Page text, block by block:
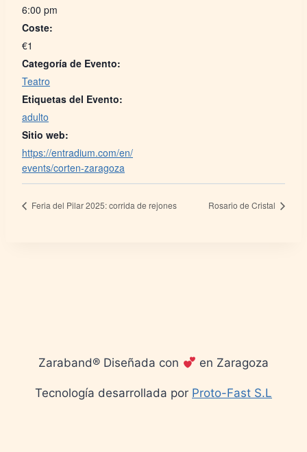
6:00 pm
Coste:
€1
Categoría de Evento:
Teatro
Etiquetas del Evento:
adulto
Sitio web:
https://entradium.com/en/
events/corten-zaragoza
Feria del Pilar 2025: corrida de rejones Rosario de Cristal
Zaraband® Diseñada con en Zaragoza
Tecnología desarrollada por Proto-Fast S.L